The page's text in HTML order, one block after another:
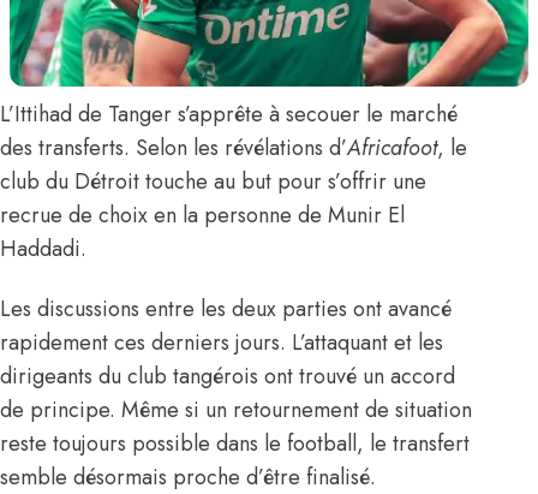
L’Ittihad de Tanger s’apprête à secouer le marché
des transferts. Selon les révélations d’Africafoot, le
club du Détroit touche au but pour s’offrir une
recrue de choix en la personne de Munir El
Haddadi.
Les discussions entre les deux parties ont avancé
rapidement ces derniers jours. L’attaquant et les
dirigeants du club tangérois ont trouvé un accord
de principe. Même si un retournement de situation
reste toujours possible dans le football, le transfert
semble désormais proche d’être finalisé.